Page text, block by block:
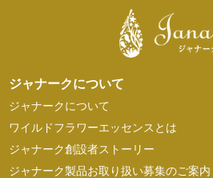
ジャナークについて
ジャナークについて
ワイルドフラワーエッセンスとは
ジャナーク創設者ストーリー
ジャナーク製品お取り扱い募集のご案内